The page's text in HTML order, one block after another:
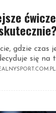
gdzie czas
się na